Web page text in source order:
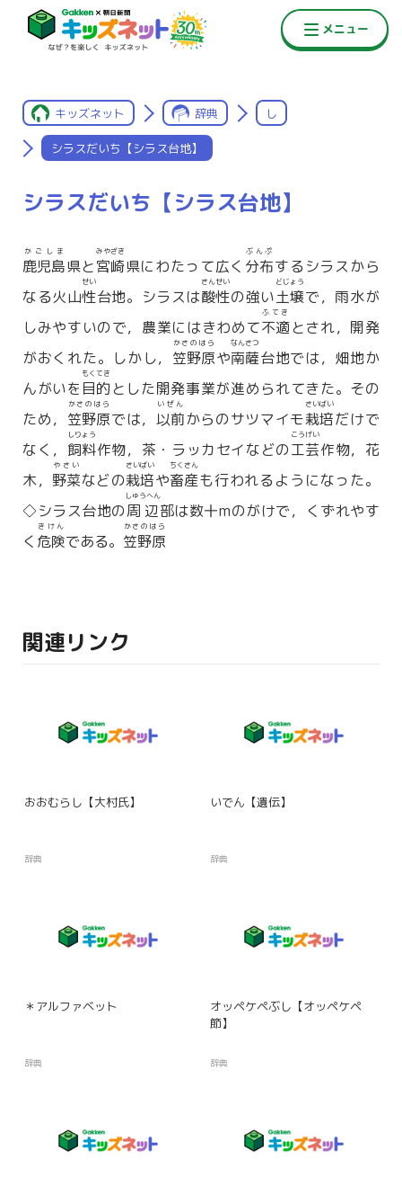
キッズネット 辞典 し
シラスだいち【シラス台地】
シラスだいち【シラス台地】
鹿児島
かごしま
県と宮崎
みやざき
県にわたって広く 分布
ぶんぷ
するシラスから
なる火山性
せい
台地。シラスは酸性
さんせい
の強い土壌
どじょう
で，雨水が
しみやすいので，農業にはきわめて不適
ふてき
とされ，開発
がおくれた。しかし， 笠野原
かさのはら
や南薩
なんさつ
台地では，畑地か
んがいを 目的
もくてき
とした開発事業が進められてきた。その
ため， 笠野原
かさのはら
では， 以前
いぜん
からのサツマイモ栽培
さいばい
だけで
なく， 飼料
しりょう
作物，茶・ラッカセイなどの工芸
こうげい
作物，花
木， 野菜
やさい
などの栽培
さいばい
や畜産
ちくさん
も行われるようになった。
◇シラス台地の周辺
しゅうへん
部は数十mのがけで，くずれやす
く 危険
きけん
である。 笠野原
かさのはら
関連リンク
おおむらし【大村氏】
辞典
いでん【遺伝】
辞典
＊アルファベット
辞典
オッペケペぶし【オッペケペ
節】
辞典